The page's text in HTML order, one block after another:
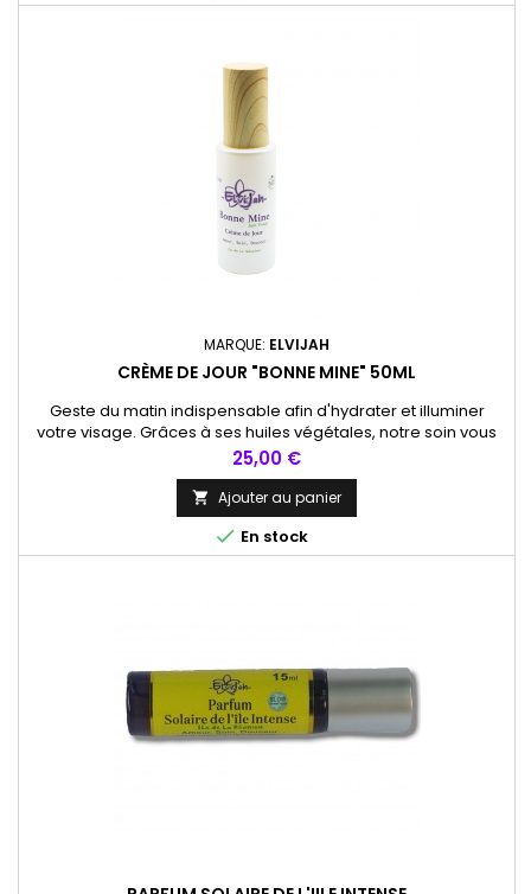
MARQUE: ELVIJAH
CRÈME DE JOUR "BONNE MINE" 50ML
Geste du matin indispensable afin d'hydrater et illuminer
votre visage. Grâces à ses huiles végétales, notre soin vous
apportera un teint soleil.
Prix
25,00 €
 Ajouter au panier
 En stock